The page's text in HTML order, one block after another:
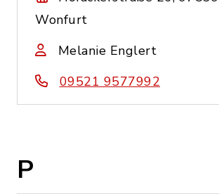
Wonfurt
Melanie Englert
09521 9577992
P